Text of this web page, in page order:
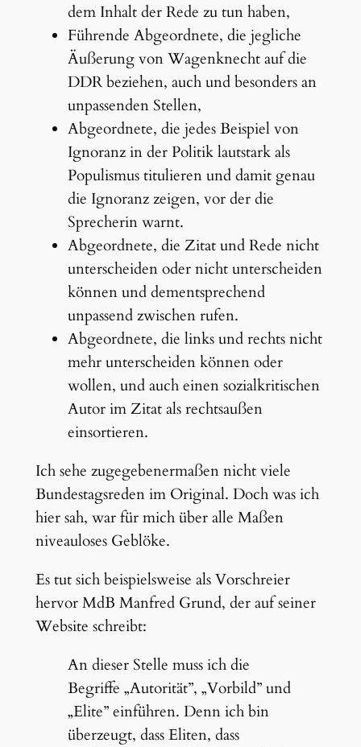
dem Inhalt der Rede zu tun haben,
Führende Abgeordnete, die jegliche
Äußerung von Wagenknecht auf die
DDR beziehen, auch und besonders an
unpassenden Stellen,
Abgeordnete, die jedes Beispiel von
Ignoranz in der Politik lautstark als
Populismus titulieren und damit genau
die Ignoranz zeigen, vor der die
Sprecherin warnt.
Abgeordnete, die Zitat und Rede nicht
unterscheiden oder nicht unterscheiden
können und dementsprechend
unpassend zwischen rufen.
Abgeordnete, die links und rechts nicht
mehr unterscheiden können oder
wollen, und auch einen sozialkritischen
Autor im Zitat als rechtsaußen
einsortieren.
Ich sehe zugegebenermaßen nicht viele
Bundestagsreden im Original. Doch was ich
hier sah, war für mich über alle Maßen
niveauloses Geblöke.
Es tut sich beispielsweise als Vorschreier
hervor MdB Manfred Grund, der auf seiner
Website schreibt:
An dieser Stelle muss ich die
Begriffe „Autorität”, „Vorbild” und
„Elite” einführen. Denn ich bin
überzeugt, dass Eliten, dass